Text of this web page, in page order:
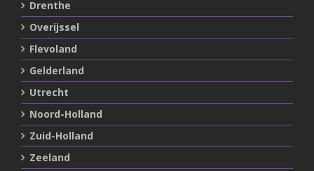
Drenthe
Overijssel
Flevoland
Gelderland
Utrecht
Noord-Holland
Zuid-Holland
Zeeland